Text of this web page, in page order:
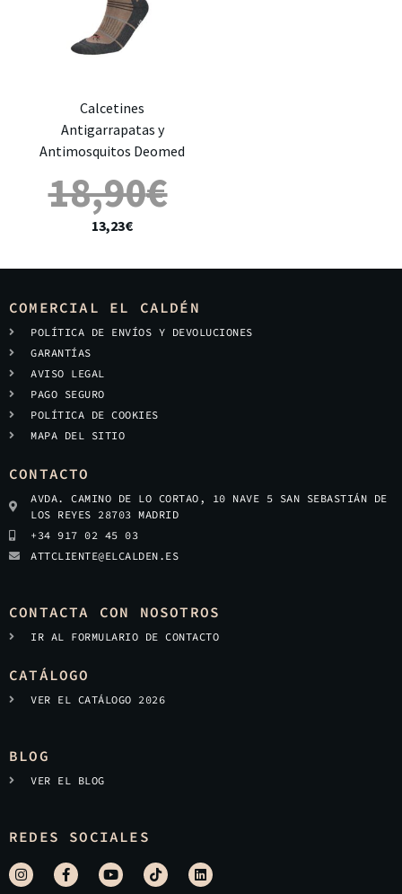
Calcetines
Antigarrapatas y
Antimosquitos Deomed
18,90€
13,23€
COMERCIAL EL CALDÉN
POLÍTICA DE ENVÍOS Y DEVOLUCIONES
GARANTÍAS
AVISO LEGAL
PAGO SEGURO
POLÍTICA DE COOKIES
MAPA DEL SITIO
CONTACTO
AVDA. CAMINO DE LO CORTAO, 10 NAVE 5 SAN SEBASTIÁN DE
LOS REYES 28703 MADRID
+34 917 02 45 03
ATTCLIENTE@ELCALDEN.ES
CONTACTA CON NOSOTROS
IR AL FORMULARIO DE CONTACTO
CATÁLOGO
VER EL CATÁLOGO 2026
BLOG
VER EL BLOG
REDES SOCIALES